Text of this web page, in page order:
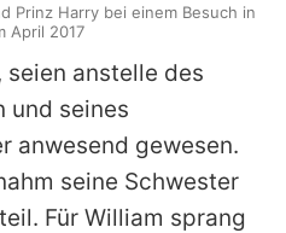
anstelle des
und seines
anwesend gewesen.
seine Schwester
Für William sprang
Prinz Harry bei einem Besuch in
April 2017